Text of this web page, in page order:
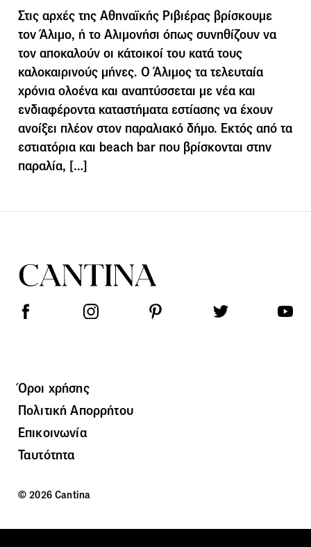
Στις αρχές της Αθηναϊκής Ριβιέρας βρίσκουμε
τον Άλιμο, ή το Αλιμονήσι όπως συνηθίζουν να
τον αποκαλούν οι κάτοικοί του κατά τους
καλοκαιρινούς μήνες. Ο Άλιμος τα τελευταία
χρόνια ολοένα και αναπτύσσεται με νέα και
ενδιαφέροντα καταστήματα εστίασης να έχουν
ανοίξει πλέον στον παραλιακό δήμο. Εκτός από τα
εστιατόρια και beach bar που βρίσκονται στην
παραλία, […]
Όροι χρήσης
Πολιτική Απορρήτου
Επικοινωνία
Ταυτότητα
© 2026 Cantina